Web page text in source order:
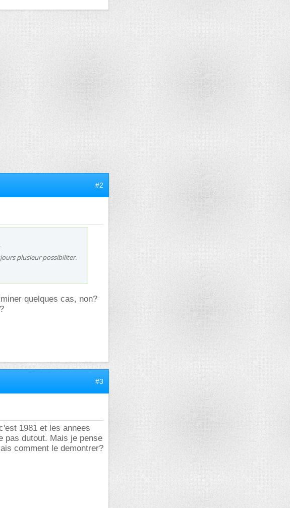
#2
plusieur possibiliter.
quelques cas, non?
#3
1981 et les annees
pas dutout. Mais je pense
comment le demontrer?